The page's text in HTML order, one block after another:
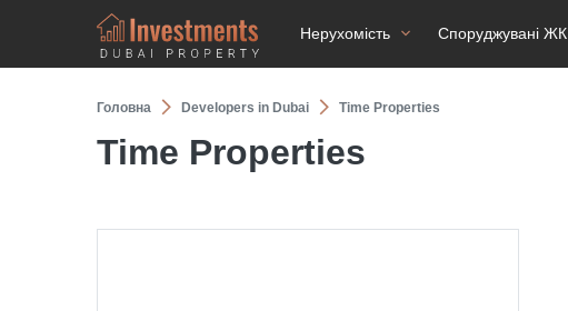
Нерухомість Споруджувані ЖК
Головна Developers in Dubai Time Properties
Time Properties